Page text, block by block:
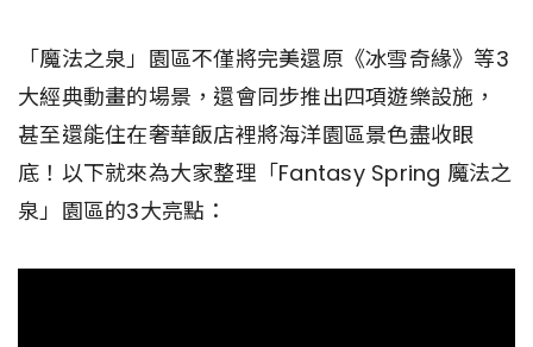
「魔法之泉」園區不僅將完美還原《冰雪奇緣》等3
大經典動畫的場景，還會同步推出四項遊樂設施，
甚至還能住在奢華飯店裡將海洋園區景色盡收眼
底！以下就來為大家整理「Fantasy Spring 魔法之
泉」園區的3大亮點：